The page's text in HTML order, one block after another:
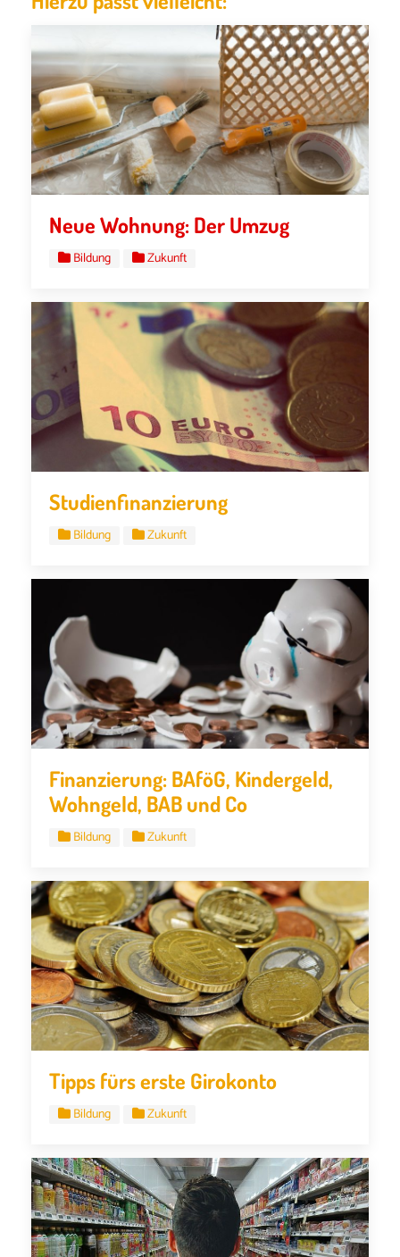
Neue Wohnung: Der Umzug
Bildung Zukunft
Studienfinanzierung
Bildung Zukunft
Finanzierung: BAföG, Kindergeld,
Wohngeld, BAB und Co
Bildung Zukunft
Tipps fürs erste Girokonto
Bildung Zukunft